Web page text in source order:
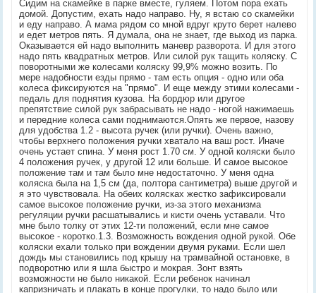
Сидим на скамейке в парке вместе, гуляем. Потом пора ехать
домой. Допустим, ехать надо направо. Ну, я встаю со скамейки
и еду направо. А мама рядом со мной вдруг круто берет налево
и едет метров пять. Я думала, она не знает, где выход из парка.
Оказывается ей надо выполнить маневр разворота. И для этого
надо пять квадратных метров. Или силой рук тащить коляску. С
поворотными же колесами коляску 99,9% можно возить. По
мере надобности езды прямо - там есть опция - одно или оба
колеса фиксируются на "прямо". И еще между этими колесами -
педаль для поднятия кузова. На бордюр или другое
препятствие силой рук забрасывать не надо - ногой нажимаешь
и передние колеса сами поднимаются.Опять же первое, назову
для удобства 1.2 - высота ручек (или ручки). Очень важно,
чтобы верхнего положения ручки хватало на ваш рост. Иначе
очень устает спина. У меня рост 1.70 см. У одной коляски было
4 положения ручек, у другой 12 или больше. И самое высокое
положение там и там было мне недостаточно. У меня одна
коляска была на 1,5 см (да, полтора сантиметра) выше другой и
я это чувствовала. На обеих колясках жестко зафиксировали
самое высокое положение ручки, из-за этого механизма
регуляции ручки расшатывались и кисти очень уставали. Что
мне было толку от этих 12-ти положений, если мне самое
высокое - коротко.1.3. Возможность вождения одной рукой. Обе
коляски ехали только при вождении двумя руками. Если шел
дождь мы становились под крышу на трамвайной остановке, в
подворотню или я шла быстро и мокрая. Зонт взять
возможности не было никакой. Если ребенок начинал
капризничать и плакать в конце прогулки, то надо было или